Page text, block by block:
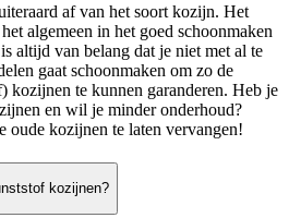
af van het soort kozijn. Het
algemeen in het goed schoonmaken
altijd van belang dat je niet met al te
gaat schoonmaken om zo de
kozijnen te kunnen garanderen. Heb je
en wil je minder onderhoud?
oude kozijnen te laten vervangen!
kozijnen?